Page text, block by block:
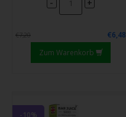
- +
€7,20
€6,48
Zum Warenkorb